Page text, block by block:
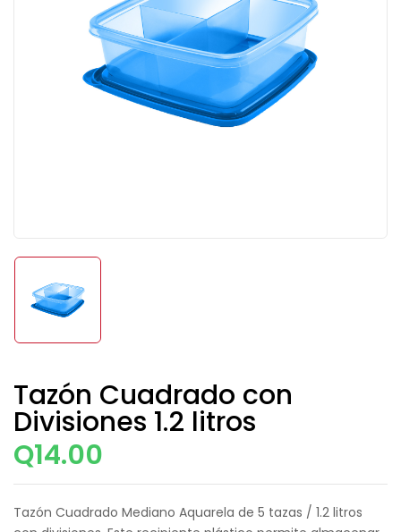
Tazón Cuadrado con
Divisiones 1.2 litros
Q14.00
Tazón Cuadrado Mediano Aquarela de 5 tazas / 1.2 litros